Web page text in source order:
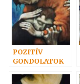
POZITÍV
GONDOLATOK